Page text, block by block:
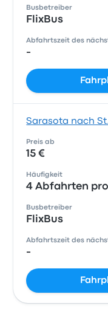
Busbetreiber
FlixBus
Abfahrtszeit des
-
Sarasota nach
Preis ab
15 €
Häufigkeit
4 Abfahrten pro
Busbetreiber
FlixBus
Abfahrtszeit des
-